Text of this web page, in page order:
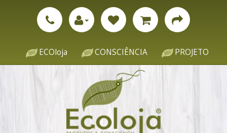
ECOloja CONSCIÊNCIA PROJETO